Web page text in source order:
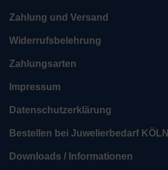
Zahlung und Versand
Widerrufsbelehrung
Zahlungsarten
Impressum
Datenschutzerklärung
Bestellen bei Juwelierbedarf KÖLN
Downloads / Informationen